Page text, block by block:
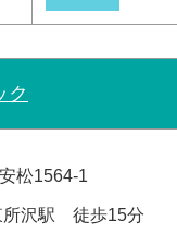
ク
松1564-1
沢駅 徒歩15分